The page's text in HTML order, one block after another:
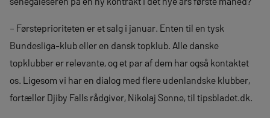
– Førsteprioriteten er et salg i januar. Enten til en tysk
Bundesliga-klub eller en dansk topklub. Alle danske
topklubber er relevante, og et par af dem har også kontaktet
os. Ligesom vi har en dialog med flere udenlandske klubber,
fortæller Djiby Falls rådgiver, Nikolaj Sonne, til tipsbladet.dk.